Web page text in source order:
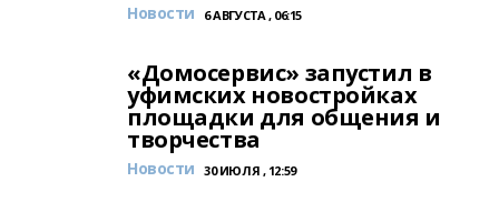
Новости 6 АВГУСТА , 06:15
«Домосервис» запустил в
уфимских новостройках
площадки для общения и
творчества
Новости 30 ИЮЛЯ , 12:59